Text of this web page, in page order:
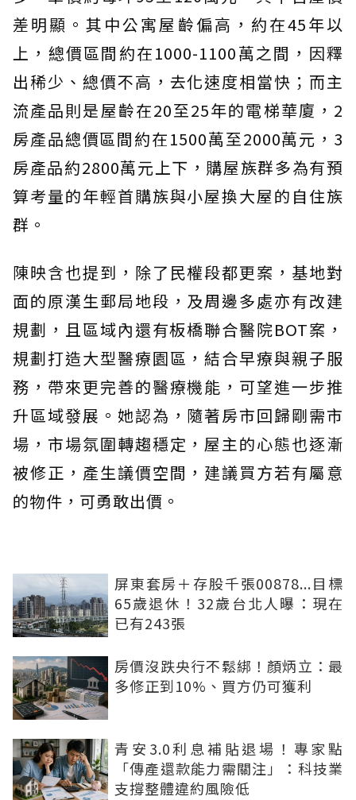
差明顯。其中公寓屋齡偏高，約在45年以
上，總價區間約在1000-1100萬之間，因釋
出稀少、總價不高，去化速度相當快；而主
流產品則是屋齡在20至25年的電梯華廈，2
房產品總價區間約在1500萬至2000萬元，3
房產品約2800萬元上下，購屋族群多為有預
算考量的年輕首購族與小屋換大屋的自住族
群。
陳映含也提到，除了民權段都更案，基地對
面的原漢生郵局地段，及周邊多處亦有改建
規劃，且區域內還有板橋聯合醫院BOT案，
規劃打造大型醫療園區，結合早療與親子服
務，帶來更完善的醫療機能，可望進一步推
升區域發展。她認為，隨著房市回歸剛需市
場，市場氛圍轉趨穩定，屋主的心態也逐漸
被修正，產生議價空間，建議買方若有屬意
的物件，可勇敢出價。
屏東套房＋存股千張00878...目標
65歲退休！32歲台北人曝：現在
已有243張
房價沒跌央行不鬆綁！顏炳立：最
多修正到10%、買方仍可獲利
青安3.0利息補貼退場！專家點
「傳產還款能力需關注」：科技業
支撐整體違約風險低